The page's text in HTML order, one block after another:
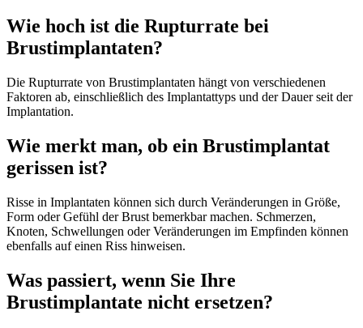
Wie hoch ist die Rupturrate bei
Brustimplantaten?
Die Rupturrate von Brustimplantaten hängt von verschiedenen
Faktoren ab, einschließlich des Implantattyps und der Dauer seit der
Implantation.
Wie merkt man, ob ein Brustimplantat
gerissen ist?
Risse in Implantaten können sich durch Veränderungen in Größe,
Form oder Gefühl der Brust bemerkbar machen. Schmerzen,
Knoten, Schwellungen oder Veränderungen im Empfinden können
ebenfalls auf einen Riss hinweisen.
Was passiert, wenn Sie Ihre
Brustimplantate nicht ersetzen?